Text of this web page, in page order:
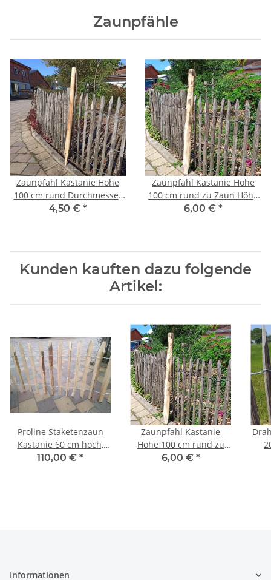
Zaunpfähle
Zaunpfahl Kastanie Höhe
100 cm rund Durchmesser
4-6cm mit Spitze
4,50 € *
Zaunpfahl Kastanie Höhe
100 cm rund zu Zaun Höhe
50-60 cm Durchmesser ca 5-
6,00 € *
Kunden kauften dazu folgende
Artikel:
Proline Staketenzaun
Kastanie 60 cm hoch,
10m-Rolle, Lattabstand
110,00 € *
Zaunpfahl Kastanie
Höhe 100 cm rund zu
Zaun Höhe 50-60 cm
6,00 € *
Informationen